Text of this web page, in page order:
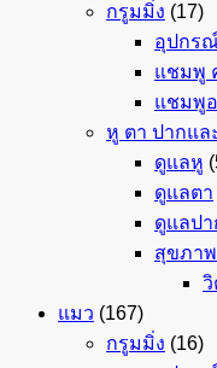
กรูมมิ่ง (17)
อุปกร
แชมพู
แชมพู
หู ตา ปากแ
ดูแลหู
ดูแลตา
ดูแลป
สุขภาพ
วิ
แมว (167)
กรูมมิ่ง (16)